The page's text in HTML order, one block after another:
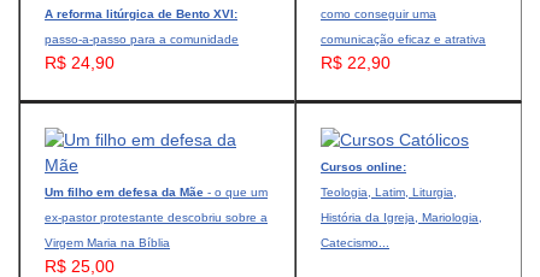
A reforma litúrgica de Bento XVI:
passo-a-passo para a comunidade
R$ 24,90
como conseguir uma
comunicação eficaz e atrativa
R$ 22,90
Um filho em defesa da Mãe - o que um
ex-pastor protestante descobriu sobre a
Virgem Maria na Bíblia
R$ 25,00
Cursos online:
Teologia, Latim, Liturgia,
História da Igreja, Mariologia,
Catecismo...